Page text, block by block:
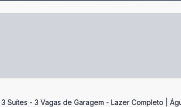
Suítes - 3 Vagas de Garagem - Lazer Completo |